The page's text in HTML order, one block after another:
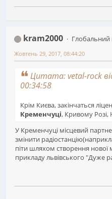
kram2000
Жовтень 29, 2017, 08:44:20
Цитата: vetal-rock
00:34:58
Крім Києва, закінчаться
Кременчуці, Кривому Розі,
У Кременчуці місцевий
змінити
піти шляхом створення нової
прикладу львівського "Дуже